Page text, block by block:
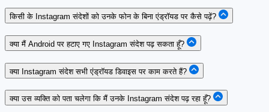
किसी के Instagram संदेशों को उनके फोन के बिना एंड्रॉयड पर कैसे पढ़ें?
क्या मैं Android पर हटाए गए Instagram संदेश पढ़ सकता हूँ?
क्या Instagram संदेश सभी एंड्रॉयड डिवाइस पर काम करते हैं?
क्या उस व्यक्ति को पता चलेगा कि मैं उनके Instagram संदेश पढ़ रहा हूँ?